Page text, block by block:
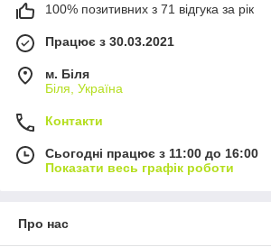
100% позитивних з 71 відгука за рік
Працює з 30.03.2021
м. Біля
Біля, Україна
Контакти
Сьогодні працює з 11:00 до 16:00
Показати весь графік роботи
Про нас